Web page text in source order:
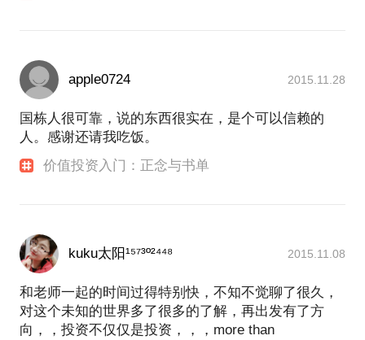
apple0724 2015.11.28
国栋人很可靠，说的东西很实在，是个可以信赖的
人。感谢还请我吃饭。
价值投资入门：正念与书单
kuku太阳¹⁵⁷³º²⁴⁴⁸ 2015.11.08
和老师一起的时间过得特别快，不知不觉聊了很久，
对这个未知的世界多了很多的了解，再出发有了方
向，，投资不仅仅是投资，，，more than